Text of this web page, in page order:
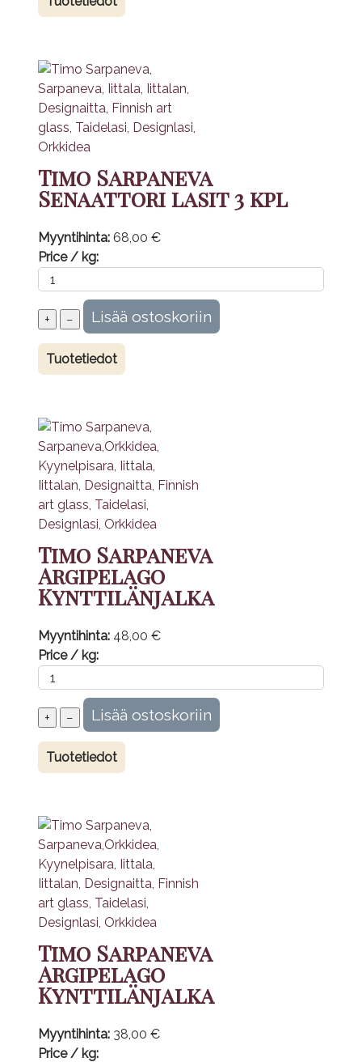
Timo Sarpaneva
Senaattori lasit 3 kpl
Myyntihinta: 68,00 €
Price / kg:
Tuotetiedot
Timo Sarpaneva
Argipelago
Kynttilänjalka
Myyntihinta: 48,00 €
Price / kg:
Tuotetiedot
Timo Sarpaneva
Argipelago
Kynttilänjalka
Myyntihinta: 38,00 €
Price / kg: